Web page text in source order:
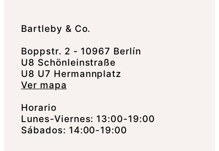
Bartleby & Co.
Boppstr. 2 - 10967 Berlín
U8 Schönleinstraße
U8 U7 Hermannplatz
Ver mapa
Horario
Lunes-Viernes: 13:00-19:00
Sábados: 14:00-19:00